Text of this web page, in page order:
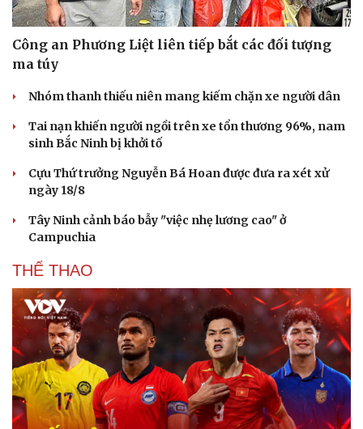
Văn học
Âm nhạc
Di sản
Thời trang
Sao Việt
Công an Phương Liệt liên tiếp bắt các đối tượng
ma túy
Nhóm thanh thiếu niên mang kiếm chặn xe người dân
Tai nạn khiến người ngồi trên xe tổn thương 96%, nam
sinh Bắc Ninh bị khởi tố
Cựu Thứ trưởng Nguyễn Bá Hoan được đưa ra xét xử
ngày 18/8
Tây Ninh cảnh báo bẫy "việc nhẹ lương cao" ở
Campuchia
THỂ THAO